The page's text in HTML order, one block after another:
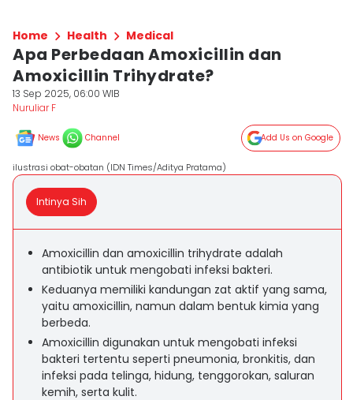
Home Health Medical
Apa Perbedaan Amoxicillin dan
Amoxicillin Trihydrate?
13 Sep 2025, 06:00 WIB
Nuruliar F
News Channel Add Us on Google
ilustrasi obat-obatan (IDN Times/Aditya Pratama)
Intinya Sih
Amoxicillin dan amoxicillin trihydrate adalah
antibiotik untuk mengobati infeksi bakteri.
Keduanya memiliki kandungan zat aktif yang sama,
yaitu amoxicillin, namun dalam bentuk kimia yang
berbeda.
Amoxicillin digunakan untuk mengobati infeksi
bakteri tertentu seperti pneumonia, bronkitis, dan
infeksi pada telinga, hidung, tenggorokan, saluran
kemih, serta kulit.